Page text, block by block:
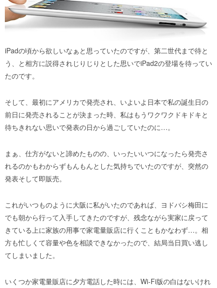
iPadの頃から欲しいなぁと思っていたのですが、第二世代まで待と
う、と相方に説得されじりじりとした思いでiPad2の登場を待ってい
たのです。
そして、最初にアメリカで発売され、いよいよ日本で私の誕生日の
前日に発売されることが決まった時、私はもうワクワクドキドキと
待ちきれない思いで発表の日から過ごしていたのに…。
まぁ、仕方がないと諦めたものの、いったいいつになったら発売さ
れるのかもわからずもんもんとした気持ちでいたのですが、突然の
発表そして即販売。
これがいつものように大阪に私がいたのであれば、ヨドバシ梅田に
でも朝から行って入手してきたのですが、残念ながら実家に戻って
きている上に家族の用事で家電量販店に行くこともかなわず…。相
方も忙しくて容量や色を相談できなかったので、結局当日買い逃し
てしまいました。
いくつか家電量販店に夕方電話した時には、Wi-Fi版の白はないけれ